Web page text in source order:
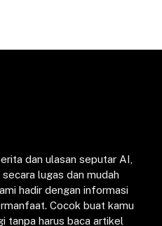
dan ulasan seputar AI,
lugas dan mudah
hadir dengan informasi
Cocok buat kamu
tanpa harus baca artikel